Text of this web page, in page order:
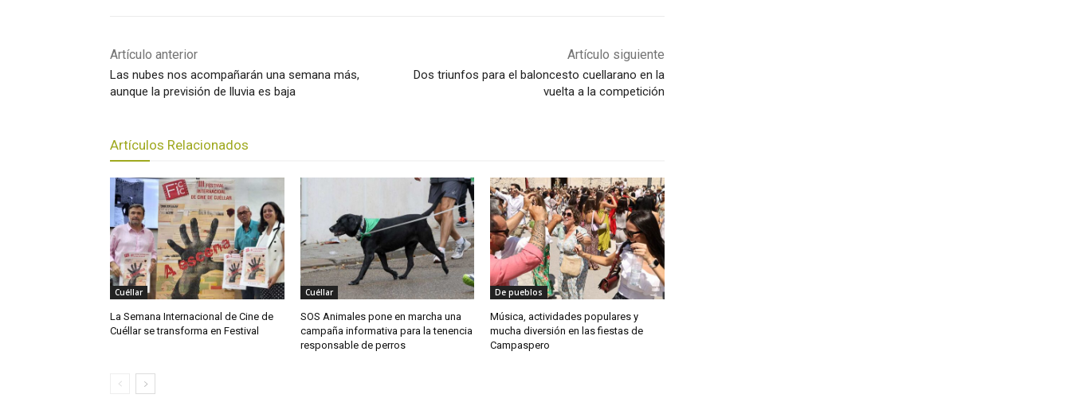
Artículo anterior
Las nubes nos acompañarán una semana más,
aunque la previsión de lluvia es baja
Artículo siguiente
Dos triunfos para el baloncesto cuellarano en la
vuelta a la competición
Artículos Relacionados
Cuéllar
La Semana Internacional de Cine de
Cuéllar se transforma en Festival
Cuéllar
SOS Animales pone en marcha una
campaña informativa para la tenencia
responsable de perros
De pueblos
Música, actividades populares y
mucha diversión en las fiestas de
Campaspero